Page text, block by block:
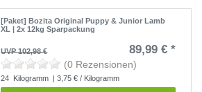
[Paket] Bozita Original Puppy & Junior Lamb
XL | 2x 12kg Sparpackung
UVP 102,98 € 89,99 € *
(0 Rezensionen)
24 Kilogramm | 3,75 € / Kilogramm